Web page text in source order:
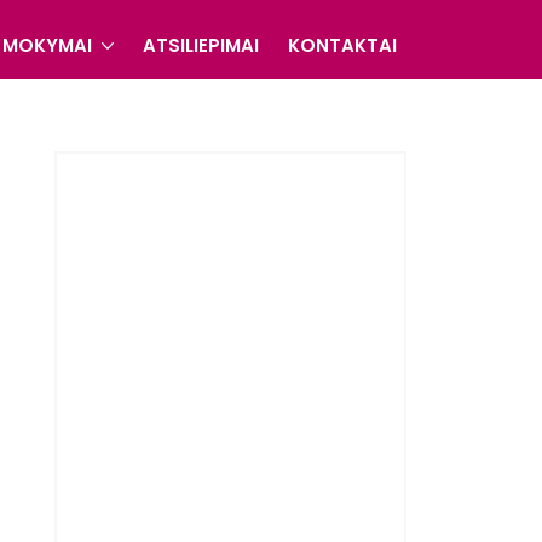
MOKYMAI ATSILIEPIMAI KONTAKTAI